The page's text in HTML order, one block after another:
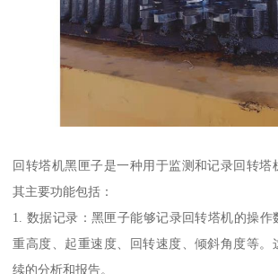
回转塔机黑匣子是一种用于监测和记录回转塔
其主要功能包括：
1. 数据记录：黑匣子能够记录回转塔机的操作
重高度、起重速度、回转速度、倾斜角度等。
续的分析和报告。